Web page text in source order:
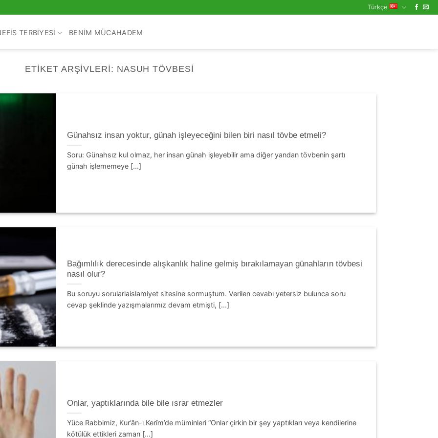
Türkçe
TERBIYESI BENIM MÜCAHADEM
ETIKET ARŞIVLERI: NASUH TÖVBESI
Günahsız insan yoktur, günah işleyeceğini bilen biri nasıl tövbe etmeli?
Soru: Günahsız kul olmaz, her insan günah işleyebilir ama diğer yandan tövbenin şartı
günah işlememeye [...]
Bağımlılık derecesinde alışkanlık haline gelmiş bırakılamayan günahların tövbesi
nasıl olur?
Bu soruyu sorularlaislamiyet sitesine sormuştum. Verilen cevabı yetersiz bulunca soru
cevap şeklinde yazışmalarımız devam etmişti, [...]
Onlar, yaptıklarında bile bile ısrar etmezler
Yüce Rabbimiz, Kur’ân-ı Kerîm’de müminleri “Onlar çirkin bir şey yaptıkları veya kendilerine
kötülük ettikleri zaman [...]